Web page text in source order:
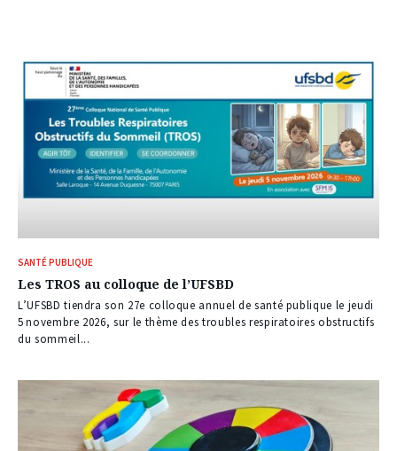
SANTÉ PUBLIQUE
Les TROS au colloque de l’UFSBD
L’UFSBD tiendra son 27e colloque annuel de santé publique le jeudi
5 novembre 2026, sur le thème des troubles respiratoires obstructifs
du sommeil...